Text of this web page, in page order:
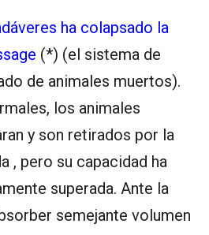
ha colapsado la
(*) (el sistema de
de animales muertos).
los animales
y son retirados por la
, pero su capacidad ha
superada. Ante la
semejante volumen